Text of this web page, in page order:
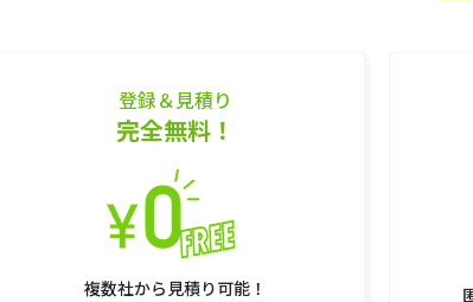
登録＆見積り
完全無料！
複数社から見積り可能！